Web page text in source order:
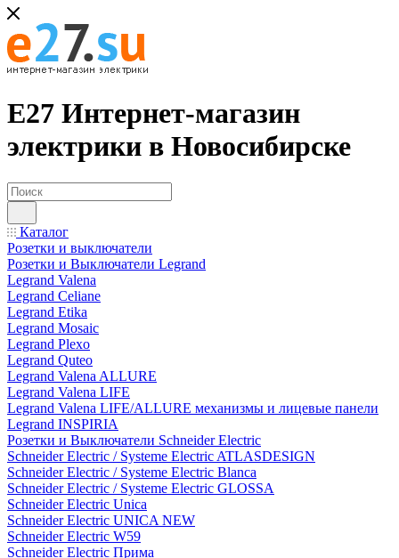
Е27 Интернет-магазин
электрики в Новосибирске
Каталог
Розетки и выключатели
Розетки и Выключатели Legrand
Legrand Valena
Legrand Celiane
Legrand Etika
Legrand Mosaic
Legrand Plexo
Legrand Quteo
Legrand Valena ALLURE
Legrand Valena LIFE
Legrand Valena LIFE/ALLURE механизмы и лицевые панели
Legrand INSPIRIA
Розетки и Выключатели Schneider Electric
Schneider Electric / Systeme Electric ATLASDESIGN
Schneider Electric / Systeme Electric Blanca
Schneider Electric / Systeme Electric GLOSSA
Schneider Electric Unica
Schneider Electric UNICA NEW
Schneider Electric W59
Schneider Electric Прима